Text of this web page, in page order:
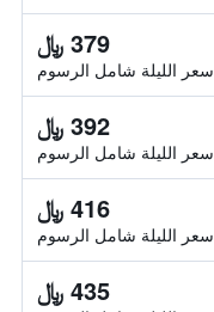
379 ﷼
سعر الليلة شامل الرسوم
392 ﷼
سعر الليلة شامل الرسوم
416 ﷼
سعر الليلة شامل الرسوم
435 ﷼